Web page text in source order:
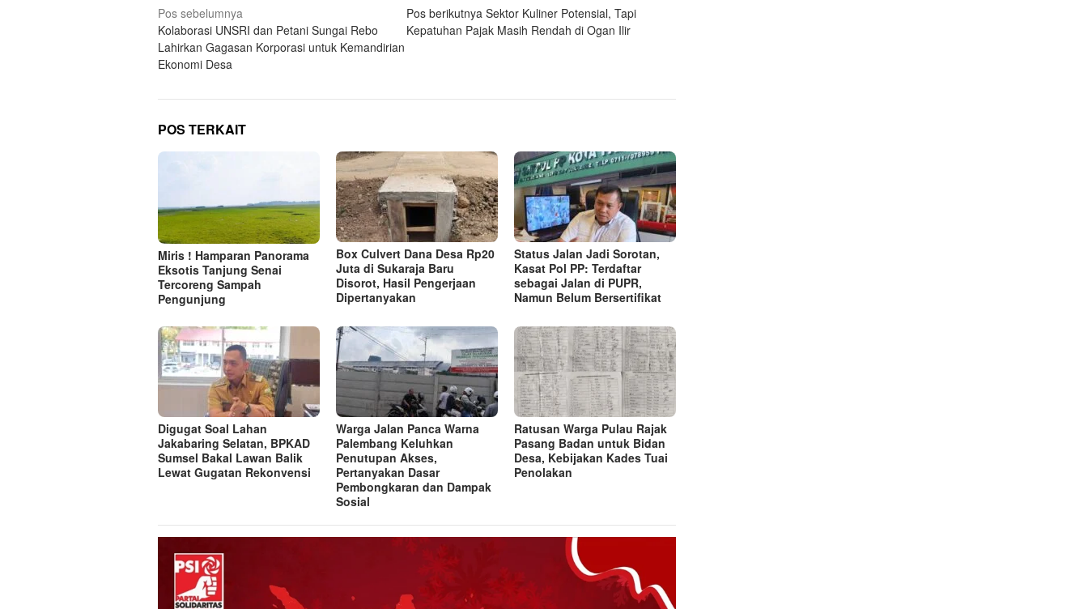
Navigasi
pos
Pos sebelumnya
Kolaborasi UNSRI dan Petani Sungai Rebo
Lahirkan Gagasan Korporasi untuk Kemandirian
Ekonomi Desa
Pos berikutnya Sektor Kuliner Potensial, Tapi
Kepatuhan Pajak Masih Rendah di Ogan Ilir
POS TERKAIT
Miris ! Hamparan Panorama
Eksotis Tanjung Senai
Tercoreng Sampah
Pengunjung
Box Culvert Dana Desa Rp20
Juta di Sukaraja Baru
Disorot, Hasil Pengerjaan
Dipertanyakan
Status Jalan Jadi Sorotan,
Kasat Pol PP: Terdaftar
sebagai Jalan di PUPR,
Namun Belum Bersertifikat
Digugat Soal Lahan
Jakabaring Selatan, BPKAD
Sumsel Bakal Lawan Balik
Lewat Gugatan Rekonvensi
Warga Jalan Panca Warna
Palembang Keluhkan
Penutupan Akses,
Pertanyakan Dasar
Pembongkaran dan Dampak
Sosial
Ratusan Warga Pulau Rajak
Pasang Badan untuk Bidan
Desa, Kebijakan Kades Tuai
Penolakan